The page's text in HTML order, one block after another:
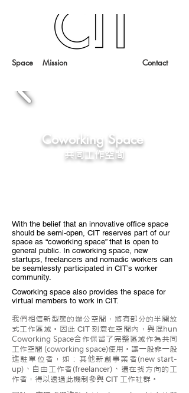
Space Mission Contact
Coworking Space
共同工作空間
With the belief that an innovative office space
should be semi-open, CIT reserves part of our
space as “coworking space” that is open to
general public. In coworking space, new
startups, freelancers and nomadic workers can
be seamlessly participated in CIT’s worker
community.
Coworking space also provides the space for
virtual members to work in CIT.
我們相信新型態的辦公空間，將有部分的半開放
式工作區域。因此 CIT刻意在空間內，與混hun
Coworking Space合作保留了完整區域作為共同
工作空間 (coworking space)使用。讓一般非一般
進駐單位者，如：其他新創事業者(new start-
up)、自由工作者(freelancer)、還在找方向的工
作者，得以透過此機制參與 CIT 工作社群。